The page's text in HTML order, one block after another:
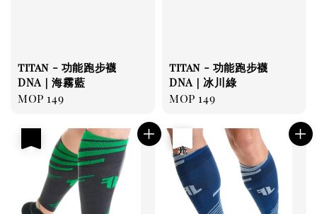
titan - 功能跑步襪
DNA｜海霧藍
Regular
MOP 149
titan - 功能跑步襪
DNA｜冰川綠
Regular
MOP 149